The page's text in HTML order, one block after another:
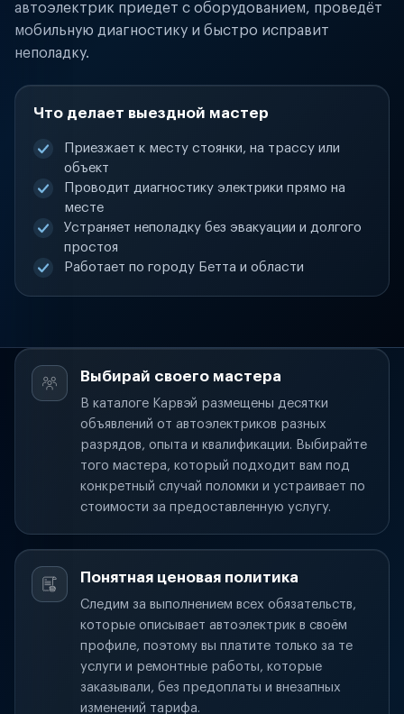
автоэлектрик приедет с оборудованием, проведёт
мобильную диагностику и быстро исправит
неполадку.
Что делает выездной мастер
Приезжает к месту стоянки, на трассу или
объект
Проводит диагностику электрики прямо на
месте
Устраняет неполадку без эвакуации и долгого
простоя
Работает по городу Бетта и области
Выбирай своего мастера
В каталоге Карвэй размещены десятки
объявлений от автоэлектриков разных
разрядов, опыта и квалификации. Выбирайте
того мастера, который подходит вам под
конкретный случай поломки и устраивает по
стоимости за предоставленную услугу.
Понятная ценовая политика
Следим за выполнением всех обязательств,
которые описывает автоэлектрик в своём
профиле, поэтому вы платите только за те
услуги и ремонтные работы, которые
заказывали, без предоплаты и внезапных
изменений тарифа.